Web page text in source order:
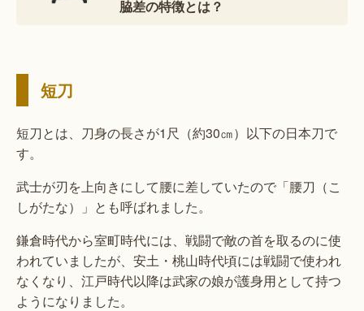
脇差の特徴とは？
短刀
短刀とは、刀身の長さが1尺（約30㎝）以下の日本刀で
す。
武士が刃を上向きにして腰に差していたので「腰刀（こ
しがたな）」とも呼ばれました。
鎌倉時代から室町時代には、戦闘で敵の首を取るのに使
われていましたが、安土・桃山時代頃には戦闘で使われ
なくなり、江戸時代以降は武家の娘が護身用として持つ
ようになりました。